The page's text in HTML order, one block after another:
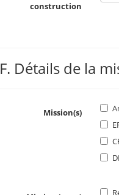
construction
F. Détails de la
Mission(s)